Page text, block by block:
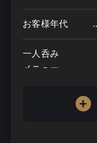
お客様年代
一人呑み
メニュー